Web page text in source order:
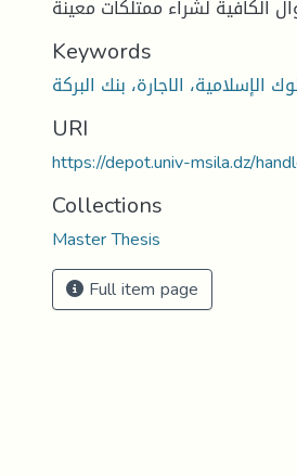
Keywords
URI
https://depot.univ-msila.dz/
Collections
Master Thesis
Full item page